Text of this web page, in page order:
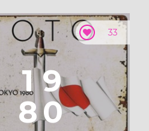
33
1 9
80